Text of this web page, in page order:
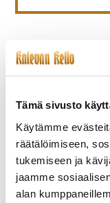
Tämä sivusto
Käytämme
räätälöimiseen,
tukemiseen ja
jaamme
alan
TUTUSTU